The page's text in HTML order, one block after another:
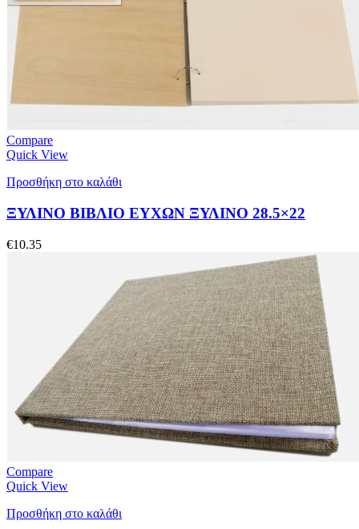
Compare
Quick View
Προσθήκη στο καλάθι
ΞΥΛΙΝΟ ΒΙΒΛΙΟ ΕΥΧΩΝ ΞΥΛΙΝΟ 28.5×22
€10.35
Compare
Quick View
Προσθήκη στο καλάθι